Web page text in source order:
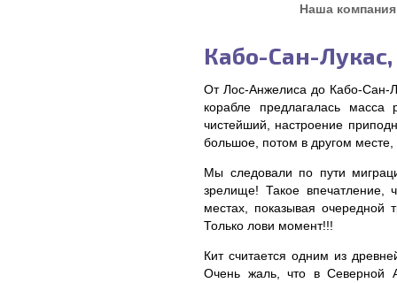
Наша
Кабо-Сан-
От Лос-Анжелиса до Кабо-Сан-
корабле предлагалась
чистейший, настроение
большое, потом в другом
Мы следовали по пути
зрелище! Такое впечатление,
местах, показывая очередной
Только лови момент!!!
Кит считается одним из
Очень жаль, что в Северной